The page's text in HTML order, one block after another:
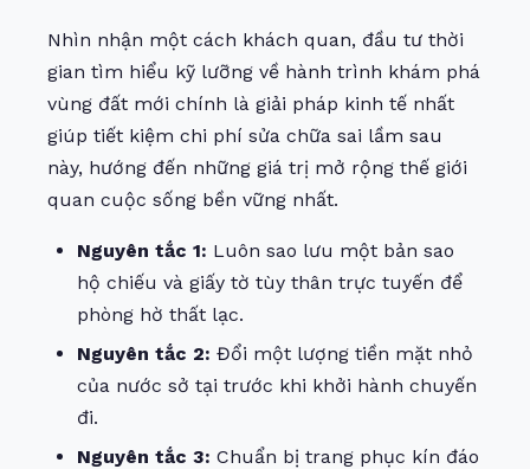
Nhìn nhận một cách khách quan, đầu tư thời
gian tìm hiểu kỹ lưỡng về hành trình khám phá
vùng đất mới chính là giải pháp kinh tế nhất
giúp tiết kiệm chi phí sửa chữa sai lầm sau
này, hướng đến những giá trị mở rộng thế giới
quan cuộc sống bền vững nhất.
Nguyên tắc 1: Luôn sao lưu một bản sao
hộ chiếu và giấy tờ tùy thân trực tuyến để
phòng hờ thất lạc.
Nguyên tắc 2: Đổi một lượng tiền mặt nhỏ
của nước sở tại trước khi khởi hành chuyến
đi.
Nguyên tắc 3: Chuẩn bị trang phục kín đáo